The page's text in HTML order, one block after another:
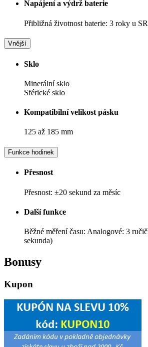
Napájení a výdrž baterie
Přibližná životnost baterie: 3 roky u
Vnější
Sklo
Minerální sklo
Sférické sklo
Kompatibilní velikost pásku
125 až 185 mm
Funkce hodinek
Přesnost
Přesnost: ±20 sekund za měsíc
Další funkce
Běžné měření času: Analogové: 3
sekunda)
Bonusy
Kupon